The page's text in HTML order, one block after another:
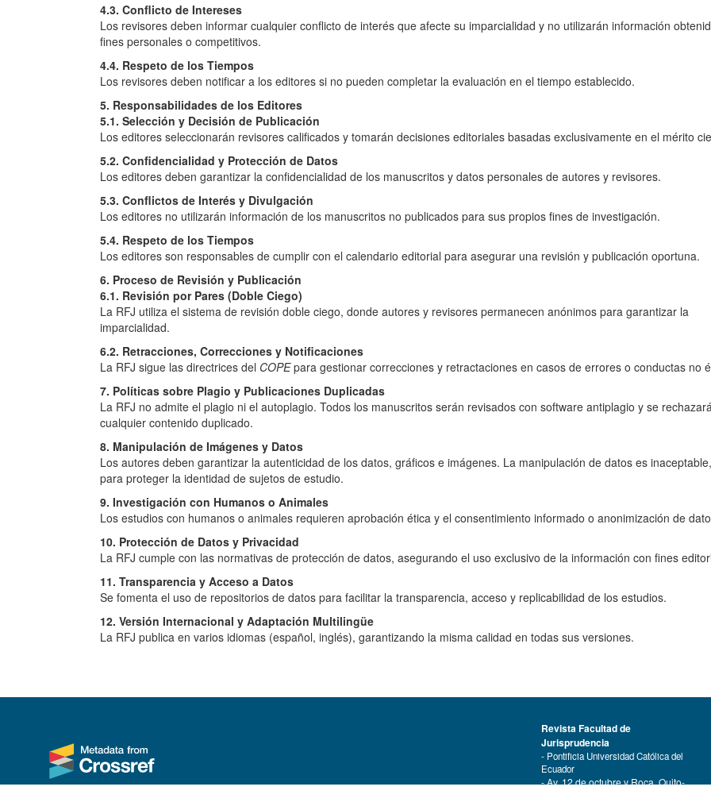
4.3. Conflicto de Intereses
Los revisores deben informar cualquier conflicto de interés que afecte su imparcialidad y no utilizarán información
fines personales o competitivos.
4.4. Respeto de los Tiempos
Los revisores deben notificar a los editores si no pueden completar la evaluación en el tiempo establecido.
5. Responsabilidades de los Editores
5.1. Selección y Decisión de Publicación
Los editores seleccionarán revisores calificados y tomarán decisiones editoriales basadas exclusivamente en el mérito
5.2. Confidencialidad y Protección de Datos
Los editores deben garantizar la confidencialidad de los manuscritos y datos personales de autores y revisores.
5.3. Conflictos de Interés y Divulgación
Los editores no utilizarán información de los manuscritos no publicados para sus propios fines de investigación.
5.4. Respeto de los Tiempos
Los editores son responsables de cumplir con el calendario editorial para asegurar una revisión y publicación oportuna.
6. Proceso de Revisión y Publicación
6.1. Revisión por Pares (Doble Ciego)
La RFJ utiliza el sistema de revisión doble ciego, donde autores y revisores permanecen anónimos para garantizar la
imparcialidad.
6.2. Retracciones, Correcciones y Notificaciones
La RFJ sigue las directrices del COPEpara gestionar correcciones y retractaciones en casos de errores o conductas no
7. Políticas sobre Plagio y Publicaciones Duplicadas
La RFJ no admite el plagio ni el autoplagio. Todos los manuscritos serán revisados con software antiplagio y se rechazará
cualquier contenido duplicado.
8. Manipulación de Imágenes y Datos
Los autores deben garantizar la autenticidad de los datos, gráficos e imágenes. La manipulación de datos es
para proteger la identidad de sujetos de estudio.
9. Investigación con Humanos o Animales
Los estudios con humanos o animales requieren aprobación ética y el consentimiento informado o anonimización de
10. Protección de Datos y Privacidad
La RFJ cumple con las normativas de protección de datos, asegurando el uso exclusivo de la información con fines
11. Transparencia y Acceso a Datos
Se fomenta el uso de repositorios de datos para facilitar la transparencia, acceso y replicabilidad de los estudios.
12. Versión Internacional y Adaptación Multilingüe
La RFJ publica en varios idiomas (español, inglés), garantizando la misma calidad en todas sus versiones.
Revista Facultad de
Jurisprudencia
- Pontificia Universidad Católica del
Ecuador
- Av. 12 de octubre y Roca, Quito-